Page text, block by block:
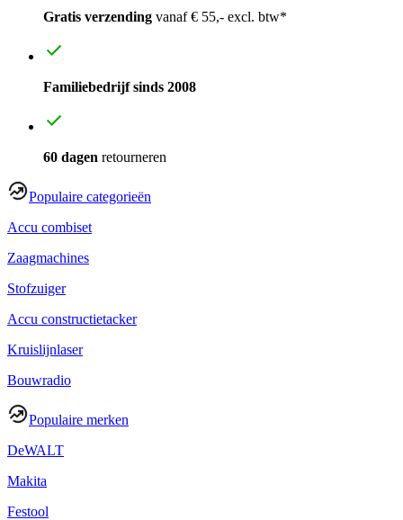
Gratis verzending vanaf € 55,- excl. btw*
Familiebedrijf sinds 2008
60 dagen retourneren
Populaire categorieën
Accu combiset
Zaagmachines
Stofzuiger
Accu constructietacker
Kruislijnlaser
Bouwradio
Populaire merken
DeWALT
Makita
Festool